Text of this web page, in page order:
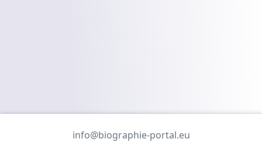
info@biographie-portal.eu